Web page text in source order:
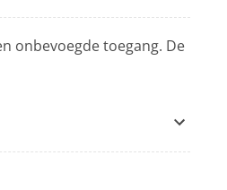
onbevoegde toegang. De